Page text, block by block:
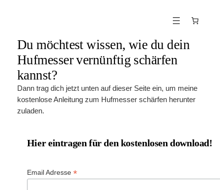
Du möchtest wissen, wie du dein
Hufmesser vernünftig schärfen
kannst?
Dann trag dich jetzt unten auf dieser Seite ein, um meine
kostenlose Anleitung zum Hufmesser schärfen herunter
zuladen.
Hier eintragen für den kostenlosen download!
Email Adresse *